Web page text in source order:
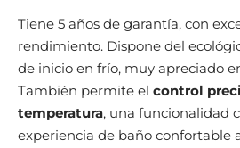
Tiene 5 años de garantía, con
rendimiento. Dispone del
de inicio en frío, muy apreciado
También permite el control
temperatura, una funcionalidad
experiencia de baño confortable